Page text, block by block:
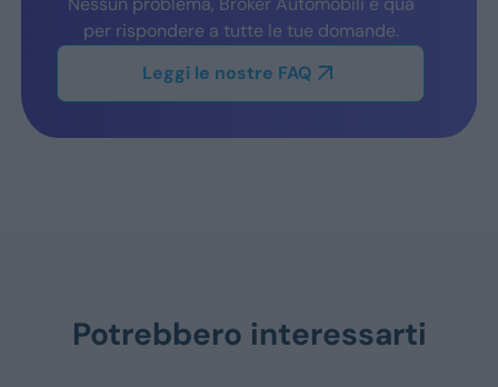
per rispondere a tutte le tue domande.
Leggi le nostre FAQ
Potrebbero interessarti